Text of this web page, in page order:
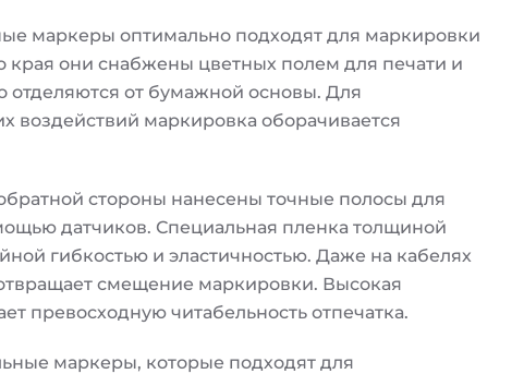
маркеры оптимально подходят для маркировки
края они снабжены цветных полем для печати и
отделяются от бумажной основы. Для
воздействий маркировка оборачивается
стороны нанесены точные полосы для
датчиков. Специальная пленка толщиной
гибкостью и эластичностью. Даже на кабелях
смещение маркировки. Высокая
превосходную читабельность отпечатка.
маркеры, которые подходят для